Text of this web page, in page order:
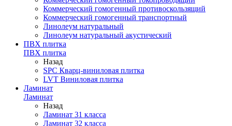
Коммерческий гомогенный противоскользящий
Коммерческий гомогенный транспортный
Линолеум натуральный
Линолеум натуральный акустический
ПВХ плитка
ПВХ плитка
Назад
SPC Кварц-виниловая плитка
LVT Виниловая плитка
Ламинат
Ламинат
Назад
Ламинат 31 класса
Ламинат 32 класса